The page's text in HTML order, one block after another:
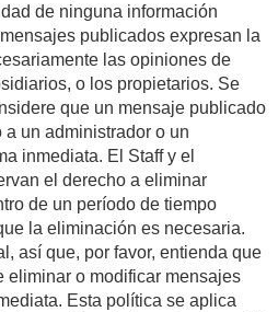
de ninguna información
publicados expresan la
las opiniones de
o los propietarios. Se
que un mensaje publicado
un administrador o un
inmediata. El Staff y el
el derecho a eliminar
de un período de tiempo
la eliminación es necesaria.
así que, por favor, entienda que
eliminar o modificar mensajes
Esta política se aplica